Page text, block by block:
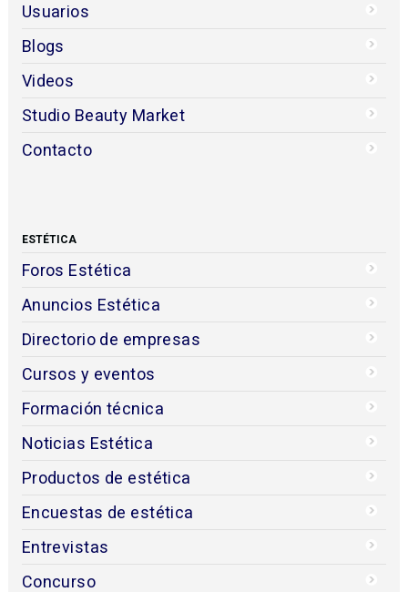
Usuarios
Blogs
Videos
Studio Beauty Market
Contacto
ESTÉTICA
Foros Estética
Anuncios Estética
Directorio de empresas
Cursos y eventos
Formación técnica
Noticias Estética
Productos de estética
Encuestas de estética
Entrevistas
Concurso